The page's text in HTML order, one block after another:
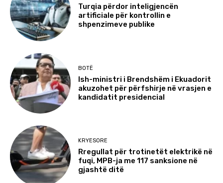
Turqia përdor inteligjencën
artificiale për kontrollin e
shpenzimeve publike
BOTË
Ish-ministri i Brendshëm i Ekuadorit
akuzohet për përfshirje në vrasjen e
kandidatit presidencial
KRYESORE
Rregullat për trotinetët elektrikë në
fuqi, MPB-ja me 117 sanksione në
gjashtë ditë